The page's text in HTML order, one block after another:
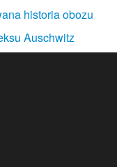
historia obozu
Auschwitz